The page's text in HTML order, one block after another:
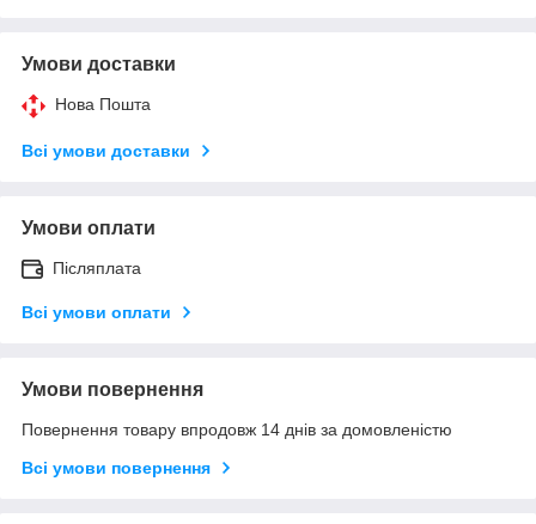
Умови доставки
Нова Пошта
Всі умови доставки
Умови оплати
Післяплата
Всі умови оплати
Умови повернення
Повернення товару впродовж 14 днів за домовленістю
Всі умови повернення